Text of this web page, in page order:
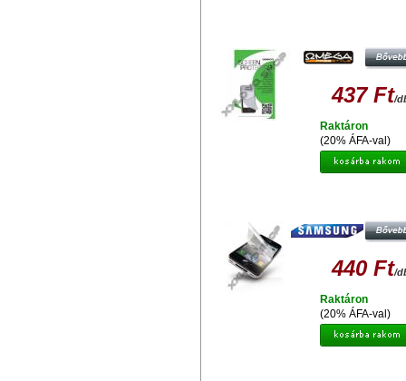
FÓLIA SAMSUNG I9003 41475
437 Ft/
(20% ÁFA-val)
Raktáron
ACE 2
440 Ft/
(20% ÁFA-val)
Raktáron